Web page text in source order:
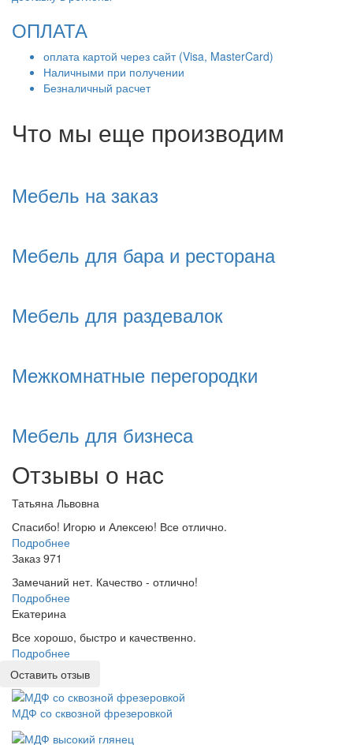
ОПЛАТА
оплата картой через сайт (Visa, MasterCard)
Наличными при получении
Безналичный расчет
Что мы еще производим
Мебель на заказ
Мебель для бара и ресторана
Мебель для раздевалок
Межкомнатные перегородки
Мебель для бизнеса
Отзывы о нас
Татьяна Львовна
Спасибо! Игорю и Алексею! Все отлично.
Подробнее
Заказ 971
Замечаний нет. Качество - отлично!
Подробнее
Екатерина
Все хорошо, быстро и качественно.
Подробнее
Оставить отзыв
МДФ со сквозной фрезеровкой